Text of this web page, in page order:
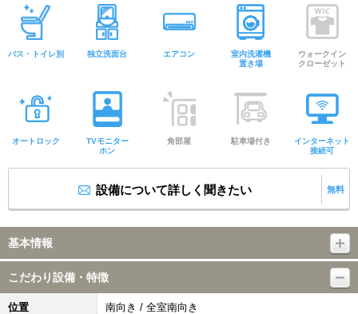
バス・トイレ別 独立洗面台 エアコン
室内洗濯機
置き場
ウォークイン
クローゼット
オートロック
TVモニター
ホン
角部屋 駐車場付き
インターネット
接続可
設備について詳しく聞きたい 無料
基本情報
こだわり設備・特徴
位置 南向き / 全室南向き